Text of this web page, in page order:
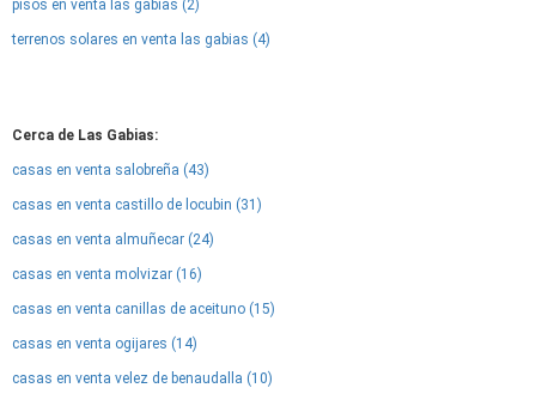
pisos en venta las gabias (2)
terrenos solares en venta las gabias (4)
Cerca de Las Gabias:
casas en venta salobreña (43)
casas en venta castillo de locubin (31)
casas en venta almuñecar (24)
casas en venta molvizar (16)
casas en venta canillas de aceituno (15)
casas en venta ogijares (14)
casas en venta velez de benaudalla (10)